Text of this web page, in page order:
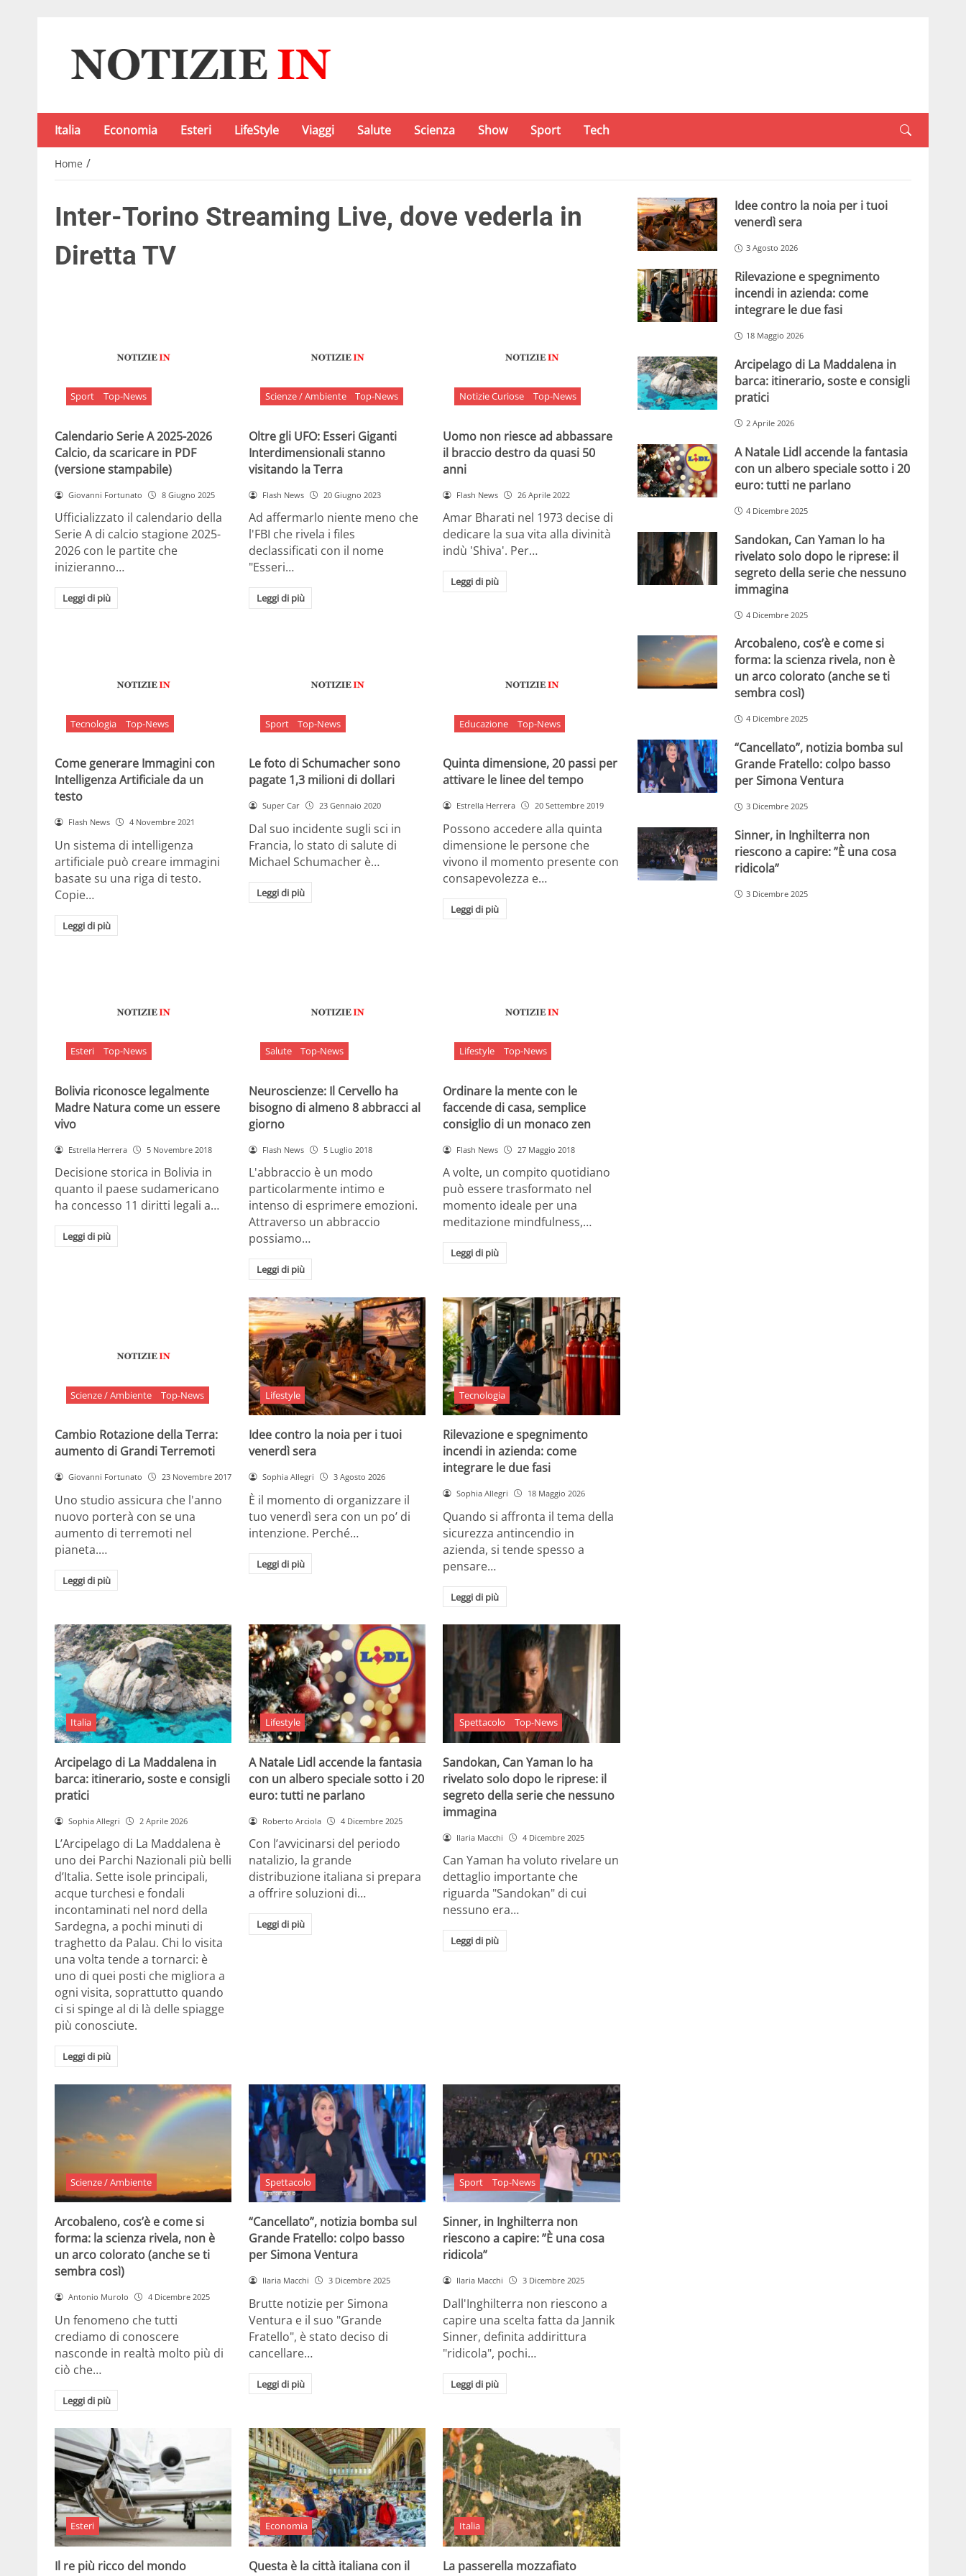
Italia Economia Esteri LifeStyle Viaggi Salute Scienza Show Sport Tech
Home /
Inter-Torino Streaming Live, dove vederla in
Diretta TV
Sport Top-News
Calendario Serie A 2025-2026
Calcio, da scaricare in PDF
(versione stampabile)
Giovanni Fortunato 8 Giugno 2025
Ufficializzato il calendario della
Serie A di calcio stagione 2025-
2026 con le partite che
inizieranno…
Leggi di più
Scienze / Ambiente Top-News
Oltre gli UFO: Esseri Giganti
Interdimensionali stanno
visitando la Terra
Flash News 20 Giugno 2023
Ad affermarlo niente meno che
l'FBI che rivela i files
declassificati con il nome
"Esseri…
Leggi di più
Notizie Curiose Top-News
Uomo non riesce ad abbassare
il braccio destro da quasi 50
anni
Flash News 26 Aprile 2022
Amar Bharati nel 1973 decise di
dedicare la sua vita alla divinità
indù 'Shiva'. Per…
Leggi di più
Tecnologia Top-News
Come generare Immagini con
Intelligenza Artificiale da un
testo
Flash News 4 Novembre 2021
Un sistema di intelligenza
artificiale può creare immagini
basate su una riga di testo.
Copie…
Leggi di più
Sport Top-News
Le foto di Schumacher sono
pagate 1,3 milioni di dollari
Super Car 23 Gennaio 2020
Dal suo incidente sugli sci in
Francia, lo stato di salute di
Michael Schumacher è…
Leggi di più
Educazione Top-News
Quinta dimensione, 20 passi per
attivare le linee del tempo
Estrella Herrera 20 Settembre 2019
Possono accedere alla quinta
dimensione le persone che
vivono il momento presente con
consapevolezza e…
Leggi di più
Esteri Top-News
Bolivia riconosce legalmente
Madre Natura come un essere
vivo
Estrella Herrera 5 Novembre 2018
Decisione storica in Bolivia in
quanto il paese sudamericano
ha concesso 11 diritti legali a…
Leggi di più
Salute Top-News
Neuroscienze: Il Cervello ha
bisogno di almeno 8 abbracci al
giorno
Flash News 5 Luglio 2018
L'abbraccio è un modo
particolarmente intimo e
intenso di esprimere emozioni.
Attraverso un abbraccio
possiamo…
Leggi di più
Lifestyle Top-News
Ordinare la mente con le
faccende di casa, semplice
consiglio di un monaco zen
Flash News 27 Maggio 2018
A volte, un compito quotidiano
può essere trasformato nel
momento ideale per una
meditazione mindfulness,…
Leggi di più
Scienze / Ambiente Top-News
Cambio Rotazione della Terra:
aumento di Grandi Terremoti
Giovanni Fortunato 23 Novembre 2017
Uno studio assicura che l'anno
nuovo porterà con se una
aumento di terremoti nel
pianeta.…
Leggi di più
Lifestyle
Idee contro la noia per i tuoi
venerdì sera
Sophia Allegri 3 Agosto 2026
È il momento di organizzare il
tuo venerdì sera con un po’ di
intenzione. Perché…
Leggi di più
Tecnologia
Rilevazione e spegnimento
incendi in azienda: come
integrare le due fasi
Sophia Allegri 18 Maggio 2026
Quando si affronta il tema della
sicurezza antincendio in
azienda, si tende spesso a
pensare…
Leggi di più
Italia
Arcipelago di La Maddalena in
barca: itinerario, soste e consigli
pratici
Sophia Allegri 2 Aprile 2026
L’Arcipelago di La Maddalena è
uno dei Parchi Nazionali più belli
d’Italia. Sette isole principali,
acque turchesi e fondali
incontaminati nel nord della
Sardegna, a pochi minuti di
traghetto da Palau. Chi lo visita
una volta tende a tornarci: è
uno di quei posti che migliora a
ogni visita, soprattutto quando
ci si spinge al di là delle spiagge
più conosciute.
Leggi di più
Lifestyle
A Natale Lidl accende la fantasia
con un albero speciale sotto i 20
euro: tutti ne parlano
Roberto Arciola 4 Dicembre 2025
Con l’avvicinarsi del periodo
natalizio, la grande
distribuzione italiana si prepara
a offrire soluzioni di…
Leggi di più
Spettacolo Top-News
Sandokan, Can Yaman lo ha
rivelato solo dopo le riprese: il
segreto della serie che nessuno
immagina
Ilaria Macchi 4 Dicembre 2025
Can Yaman ha voluto rivelare un
dettaglio importante che
riguarda "Sandokan" di cui
nessuno era…
Leggi di più
Scienze / Ambiente
Arcobaleno, cos’è e come si
forma: la scienza rivela, non è
un arco colorato (anche se ti
sembra così)
Antonio Murolo 4 Dicembre 2025
Un fenomeno che tutti
crediamo di conoscere
nasconde in realtà molto più di
ciò che…
Leggi di più
Spettacolo
“Cancellato”, notizia bomba sul
Grande Fratello: colpo basso
per Simona Ventura
Ilaria Macchi 3 Dicembre 2025
Brutte notizie per Simona
Ventura e il suo "Grande
Fratello", è stato deciso di
cancellare…
Leggi di più
Sport Top-News
Sinner, in Inghilterra non
riescono a capire: ”È una cosa
ridicola”
Ilaria Macchi 3 Dicembre 2025
Dall'Inghilterra non riescono a
capire una scelta fatta da Jannik
Sinner, definita addirittura
"ridicola", pochi…
Leggi di più
Esteri
Il re più ricco del mondo
Economia
Questa è la città italiana con il
Italia
La passerella mozzafiato
Idee contro la noia per i tuoi
venerdì sera
3 Agosto 2026
Rilevazione e spegnimento
incendi in azienda: come
integrare le due fasi
18 Maggio 2026
Arcipelago di La Maddalena in
barca: itinerario, soste e consigli
pratici
2 Aprile 2026
A Natale Lidl accende la fantasia
con un albero speciale sotto i 20
euro: tutti ne parlano
4 Dicembre 2025
Sandokan, Can Yaman lo ha
rivelato solo dopo le riprese: il
segreto della serie che nessuno
immagina
4 Dicembre 2025
Arcobaleno, cos’è e come si
forma: la scienza rivela, non è
un arco colorato (anche se ti
sembra così)
4 Dicembre 2025
“Cancellato”, notizia bomba sul
Grande Fratello: colpo basso
per Simona Ventura
3 Dicembre 2025
Sinner, in Inghilterra non
riescono a capire: ”È una cosa
ridicola”
3 Dicembre 2025